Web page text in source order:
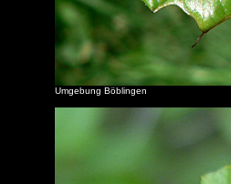
Umgebung Böblingen